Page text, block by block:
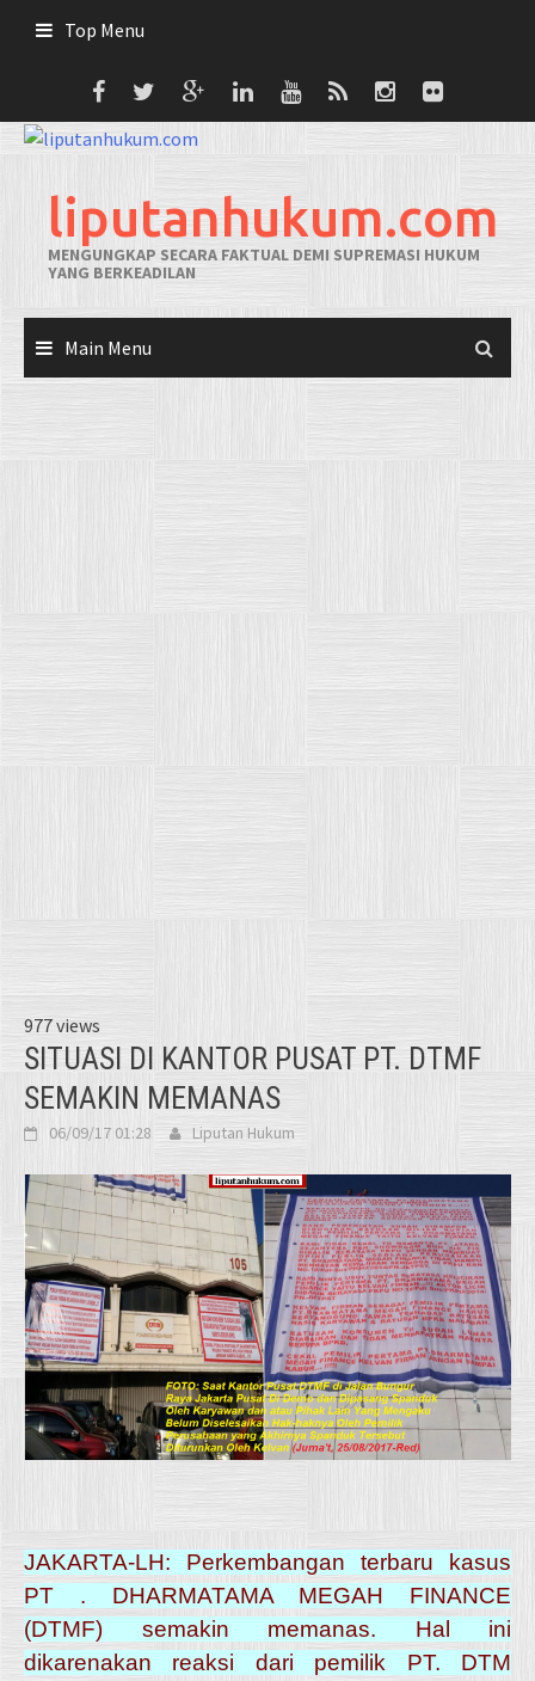
Top Menu
liputanhukum.com
MENGUNGKAP SECARA FAKTUAL DEMI SUPREMASI HUKUM
YANG BERKEADILAN
Main Menu
977 views
SITUASI DI KANTOR PUSAT PT. DTMF
SEMAKIN MEMANAS
06/09/17 01:28 Liputan Hukum
JAKARTA-LH: Perkembangan terbaru kasus
PT . DHARMATAMA MEGAH FINANCE
(DTMF) semakin memanas. Hal ini
dikarenakan reaksi dari pemilik PT. DTM